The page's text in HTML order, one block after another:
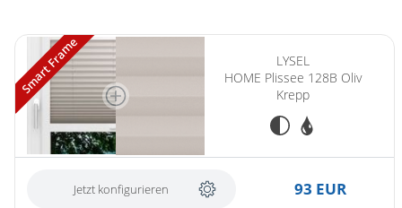
Smart Frame
LYSEL
HOME Plissee 128B Oliv
Krepp
Jetzt konfigurieren 93 EUR